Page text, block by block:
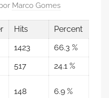
Marco Gomes
Hits
Percent
1423
66.3 %
517
24.1 %
148 6.9 %